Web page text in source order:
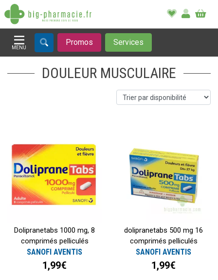
MENU
Afficher la navigation
Promos Services
DOULEUR MUSCULAIRE
Dolipranetabs 1000 mg, 8
comprimés pelliculés
SANOFI AVENTIS
1,99€
dolipranetabs 500 mg 16
comprimés pelliculés
SANOFI AVENTIS
1,99€